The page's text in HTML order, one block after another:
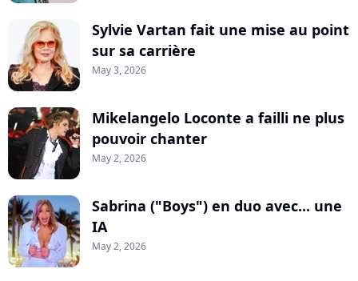
Sylvie Vartan fait une mise au point
sur sa carrière
May 3, 2026
Mikelangelo Loconte a failli ne plus
pouvoir chanter
May 2, 2026
Sabrina ("Boys") en duo avec... une
IA
May 2, 2026